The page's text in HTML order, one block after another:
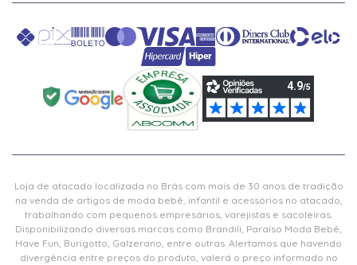
Loja de atacado localizada no Brás com mais de 30 anos de tradição
na venda de artigos de moda bebê, infantil e acessórios no atacado,
trabalhando com pequenos empresários, varejistas e sacoleiras.
Disponibilizando diversas marcas como Brandili, Paraíso Moda Bebê,
Have Fun, Burigotto, Galzerano, entre outras. Alertamos que havendo
divergência entre preços do produto, valerá o preço informado no